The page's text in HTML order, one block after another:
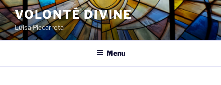
Spring
naar
de
inhoud
VOLONTÉ DIVINE
Luisa Piccarreta
Menu